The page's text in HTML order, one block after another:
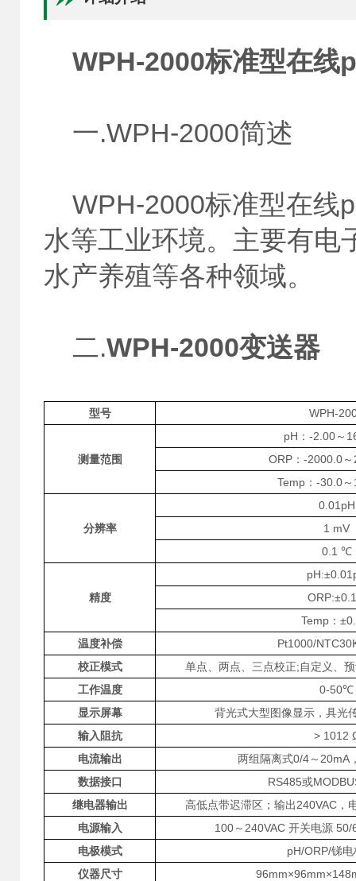
WPH-2000标准型在线
一.WPH-2000简述
WPH-2000标准型在线
水等工业环境。主要有电
水产养殖等各种领域。
二.WPH-2000变送器
型号 WPH-
测量范围
pH：-2.00～
ORP：-2000.0
Temp：-30.0
分辨率
0.01pH
1 mV
0.1 ℃
精度
Temp：
温度补偿
Pt1000/
校正模式
单点、两点、三点校正;自定义、
工作温度
0-50℃
显示屏幕
背光式大型图像显示，具光
输入阻抗
> 1012
电流输出
两组隔离式0/4～20mA
数据接口
RS485或
继电器输出
高低点带迟滞区；输出240VAC，
电源输入
100～240VAC 开关电源
电极模式
pH/ORP/锑
仪器尺寸